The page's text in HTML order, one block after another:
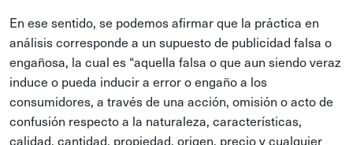
En ese sentido, se podemos afirmar que la práctica en
análisis corresponde a un supuesto de publicidad falsa o
engañosa, la cual es “aquella falsa o que aun siendo veraz
induce o pueda inducir a error o engaño a los
consumidores, a través de una acción, omisión o acto de
confusión respecto a la naturaleza, características,
calidad, cantidad, propiedad, origen, precio y cualquier